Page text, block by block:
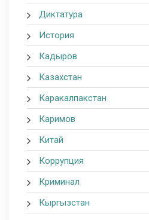
Диктатура
История
Кадыров
Казахстан
Каракалпакстан
Каримов
Китай
Коррупция
Криминал
Кыргызстан